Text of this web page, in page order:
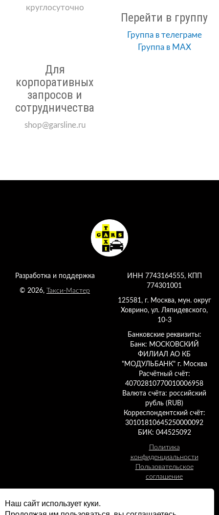
круглосуточно
Перейти в группу
Группа в телеграме
Группа в MAX
Для
корпоративных
запросов и
сотрудничества
shop@garsline.ru
Разработка и поддержка
© 2026, Такси-Мастер
ИНН 7743164555, КПП
774301001
125581, г. Москва, мун. округ
Ховрино, ул. Ляпидевского,
10-3
Банковские реквизиты:
Банк: МОСКОВСКИЙ
ФИЛИАЛ АО КБ
"МОДУЛЬБАНК" г. Москва
Расчётный счёт:
40702810770010006958
Валюта счёта: российский
рубль (RUB)
Корреспондентский счёт:
30101810645250000092
БИК: 044525092
Политика
конфиденциальности
Пользовательское
соглашение
По вопросам участия и
партнерства обращайтесь
Наш сайт использует куки.